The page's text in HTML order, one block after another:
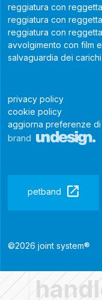
reggiatura con
reggiatura con
reggiatura con
avvolgimento con film
salvaguardia dei carichi
privacy policy
cookie policy
aggiorna preferenze di
brand
petband
©2026 joint system®